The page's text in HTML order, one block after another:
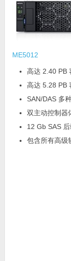
ME5012
高达 2.40 PB
高达 5.28 PB
SAN/DAS 多
双主动控制器
12 Gb SAS
包含所有高级